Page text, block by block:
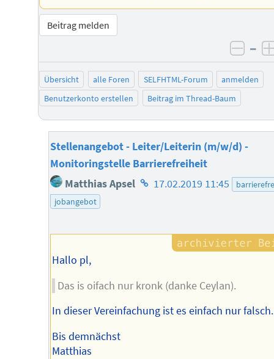
Beitrag melden
–
Übersicht alle Foren SELFHTML-Forum
anmelden
Benutzerkonto erstellen
Beitrag im Thread-Baum
Stellenangebot - Leiter/Leiterin (m/w/d) -
Monitoringstelle Barrierefreiheit
Matthias Apsel Homepage
17.02.2019 11:45
jobangebot
Hallo pl,
Das is oifach nur kronk (danke Ceylan).
In dieser Vereinfachung ist es einfach nur falsch.
Bis demnächst
Matthias